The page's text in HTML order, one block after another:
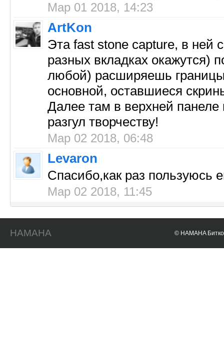
Мар 01 2018, 14:23
ArtKon
Эта fast stone capture, в ней
разных вкладках окажутся)
любой) расширяешь
основной, оставшиеся
Далее там в верхней
разгул творчеству!
Мар 02 2018, 06:48
Levaron
Спасибо,как раз пользуюсь
Мар 02 2018, 11:45
HAMAHA © HAMAHA